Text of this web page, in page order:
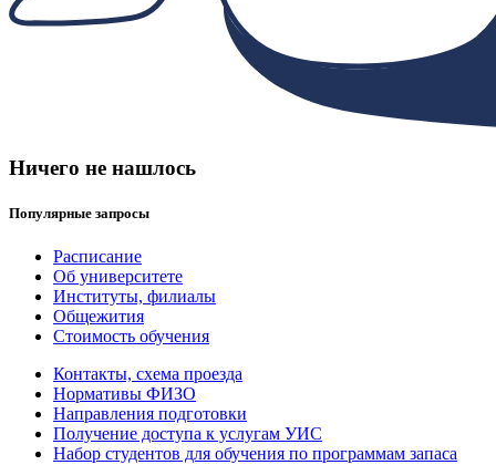
Ничего не нашлось
Популярные запросы
Расписание
Об университете
Институты, филиалы
Общежития
Стоимость обучения
Контакты, схема проезда
Нормативы ФИЗО
Направления подготовки
Получение доступа к услугам УИС
Набор студентов для обучения по программам запаса